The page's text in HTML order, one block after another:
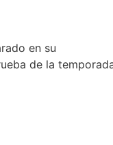
en su
de la